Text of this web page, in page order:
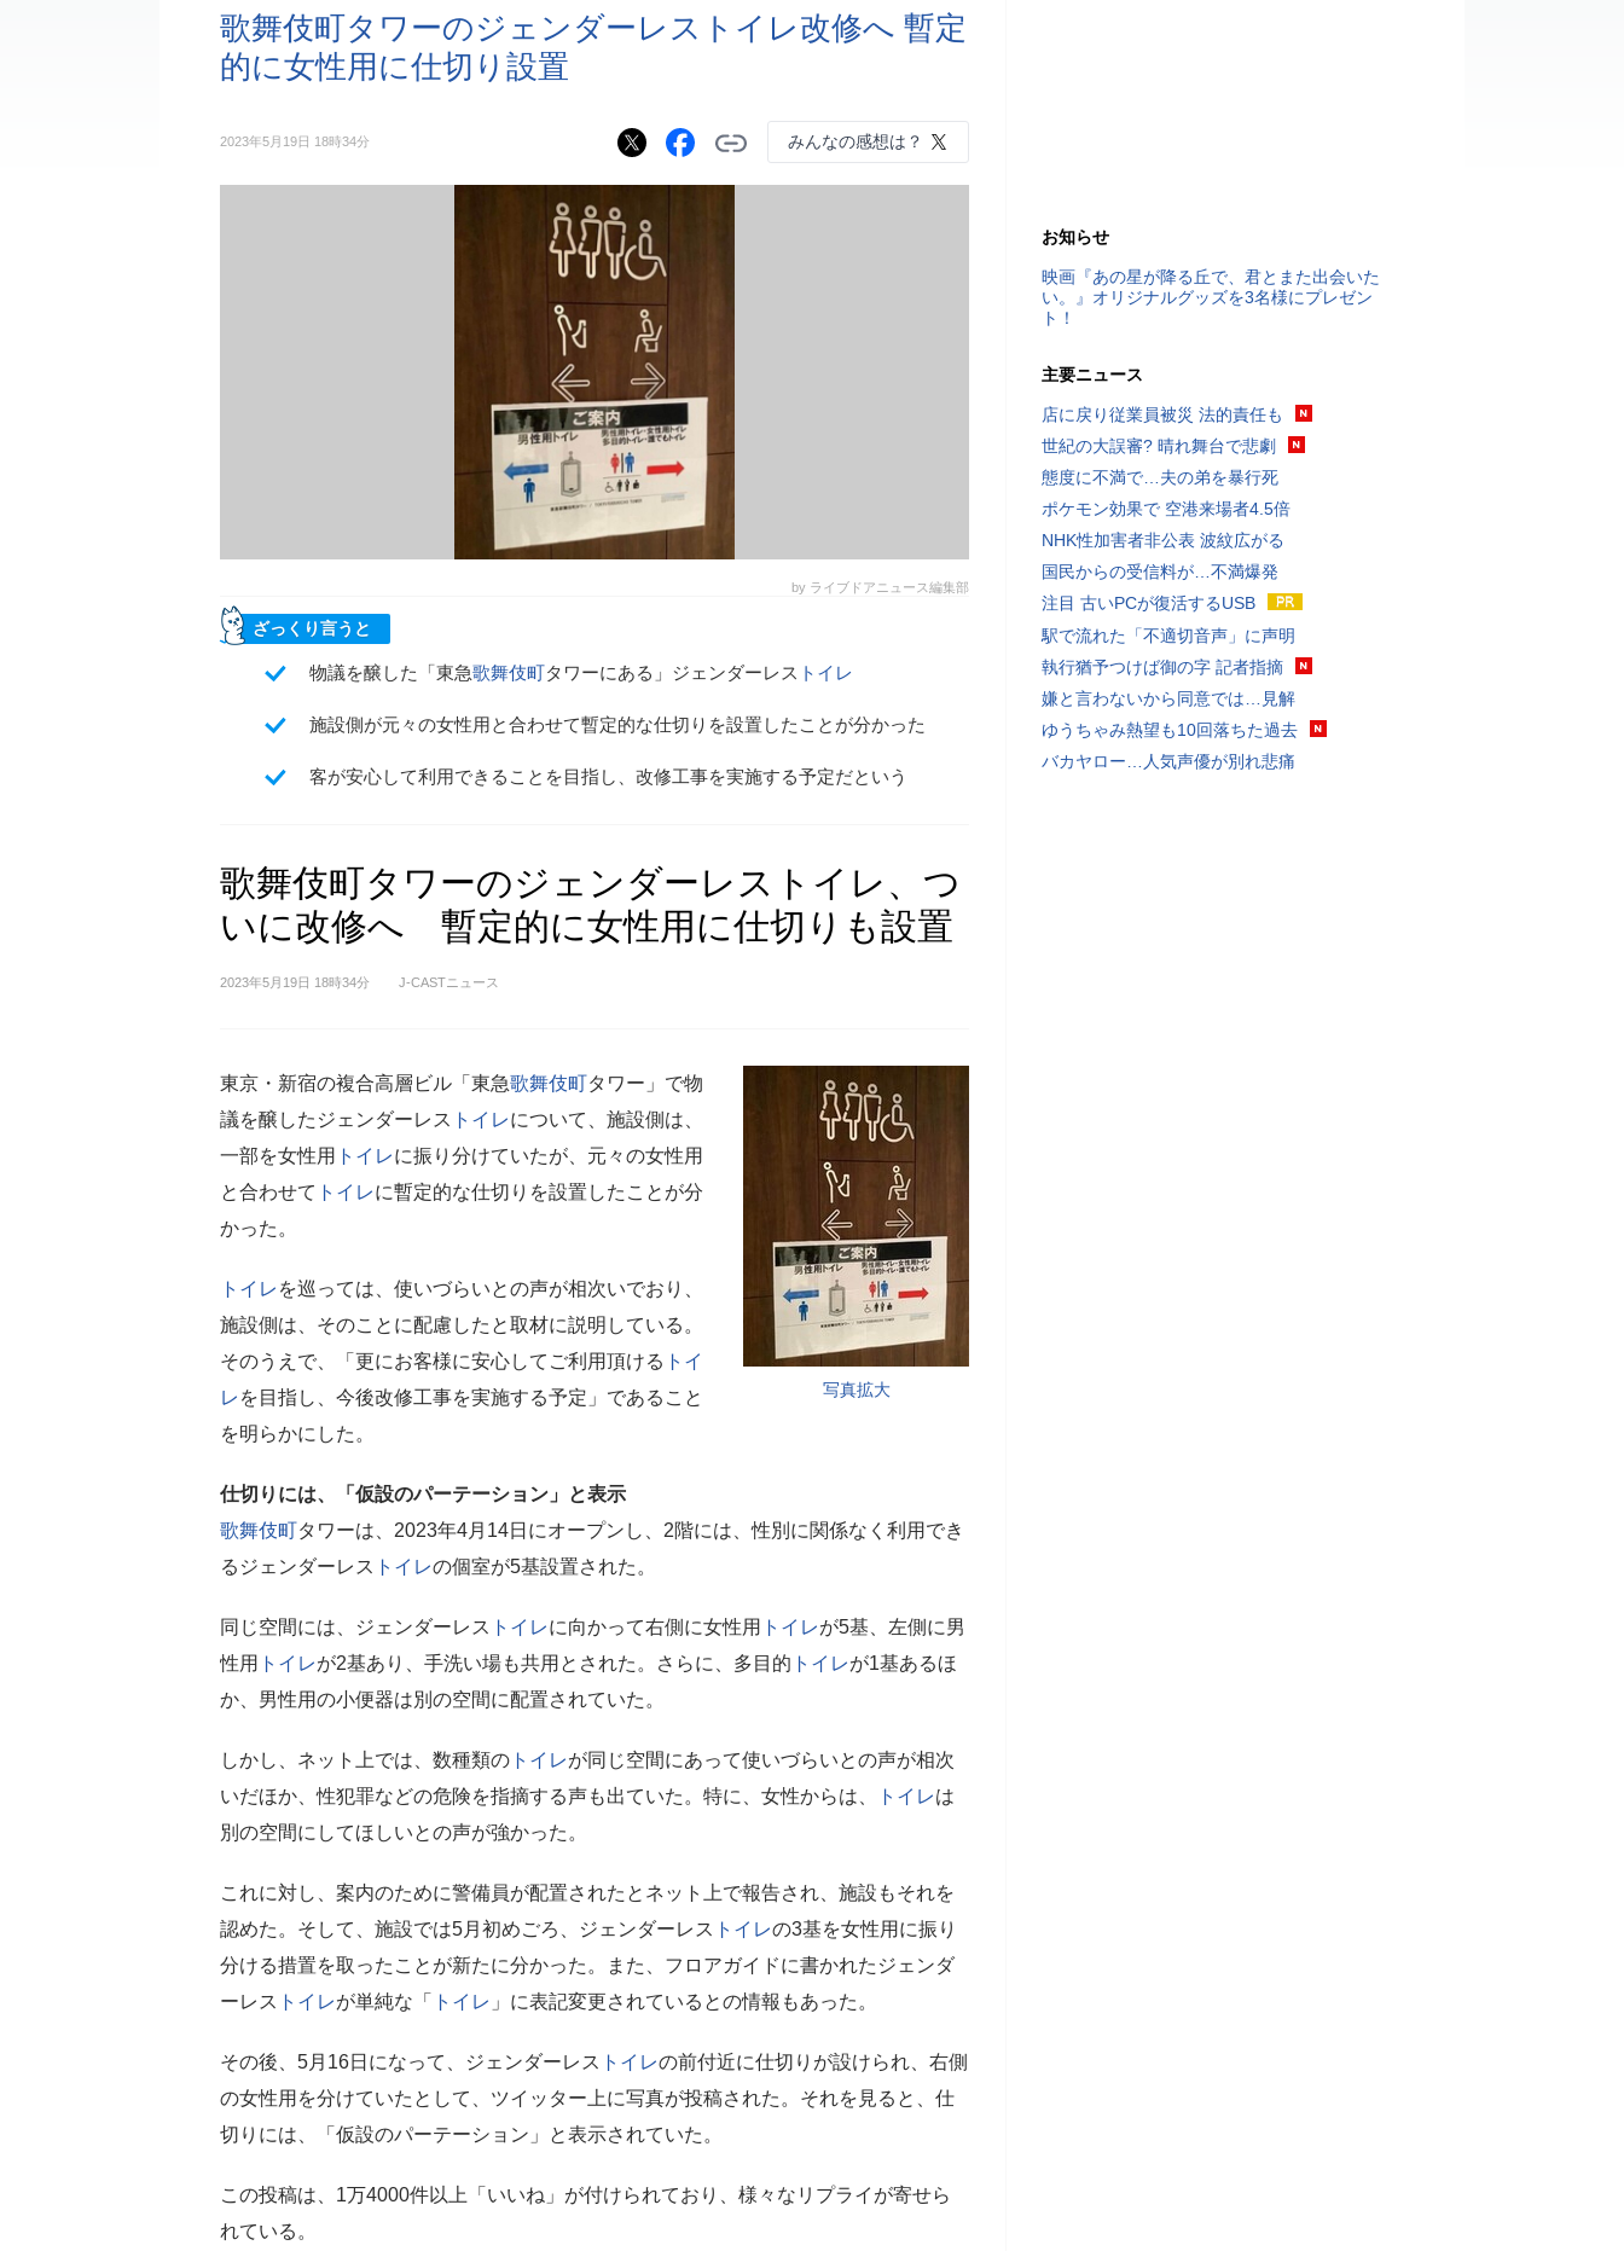
歌舞伎町タワーのジェンダーレストイレ改修へ 暫定
的に女性用に仕切り設置
2023年5月19日 18時34分 みんなの感想は？
by ライブドアニュース編集部
ざっくり言うと
物議を醸した「東急歌舞伎町タワーにある」ジェンダーレス トイレ
施設側が元々の女性用と合わせて暫定的な仕切りを設置したことが分かった
客が安心して利用できることを目指し、改修工事を実施する予定だという
歌舞伎町タワーのジェンダーレストイレ、つ
いに改修へ 暫定的に女性用に仕切りも設置
2023年5月19日 18時34分 J-CASTニュース
写真拡大
東京・新宿の複合高層ビル「東急歌舞伎町タワー」で物
議を醸したジェンダーレス トイレについて、施設側は、
一部を女性用 トイレに振り分けていたが、元々の女性用
と合わせて トイレに暫定的な仕切りを設置したことが分
かった。
トイレ を巡っては、使いづらいとの声が相次いでおり、
施設側は、そのことに配慮したと取材に説明している。
そのうえで、「更にお客様に安心してご利用頂ける トイ
レ を目指し、今後改修工事を実施する予定」であること
を明らかにした。
仕切りには、「仮設のパーテーション」と表示
歌舞伎町タワーは、2023年4月14日にオープンし、2階には、性別に関係なく利用でき
るジェンダーレス トイレの個室が5基設置された。
同じ空間には、ジェンダーレス トイレに向かって右側に女性用 トイレが5基、左側に男
性用 トイレが2基あり、手洗い場も共用とされた。さらに、多目的 トイレが1基あるほ
か、男性用の小便器は別の空間に配置されていた。
しかし、ネット上では、数種類の トイレが同じ空間にあって使いづらいとの声が相次
いだほか、性犯罪などの危険を指摘する声も出ていた。特に、女性からは、
トイレは
別の空間にしてほしいとの声が強かった。
これに対し、案内のために警備員が配置されたとネット上で報告され、施設もそれを
認めた。そして、施設では5月初めごろ、ジェンダーレス トイレの3基を女性用に振り
分ける措置を取ったことが新たに分かった。また、フロアガイドに書かれたジェンダ
ーレス トイレが単純な「 トイレ 」に表記変更されているとの情報もあった。
その後、5月16日になって、ジェンダーレス トイレの前付近に仕切りが設けられ、右側
の女性用を分けていたとして、ツイッター上に写真が投稿された。それを見ると、仕
切りには、「仮設のパーテーション」と表示されていた。
この投稿は、1万4000件以上「いいね」が付けられており、様々なリプライが寄せら
れている。
お知らせ
映画『あの星が降る丘で、君とまた出会いた
い。』オリジナルグッズを3名様にプレゼン
ト！
主要ニュース
店に戻り従業員被災 法的責任も
世紀の大誤審? 晴れ舞台で悲劇
態度に不満で…夫の弟を暴行死
ポケモン効果で 空港来場者4.5倍
NHK性加害者非公表 波紋広がる
国民からの受信料が…不満爆発
注目 古いPCが復活するUSB
駅で流れた「不適切音声」に声明
執行猶予つけば御の字 記者指摘
嫌と言わないから同意では…見解
ゆうちゃみ熱望も10回落ちた過去
バカヤロー…人気声優が別れ悲痛